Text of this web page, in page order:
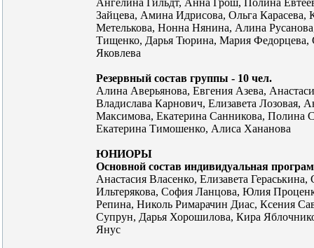
Ангелина Гильдт, Анна Грош, Полина
Зайцева, Амина Идрисова, Ольга Карасева,
Метелькова, Нонна Нянина, Алина
Тищенко, Дарья Тюрина, Мария Федорцева,
Яковлева
Резервный состав группы - 10 чел.
Алина Аверьянова, Евгения Азева,
Владислава Карнович, Елизавета Лозовая,
Максимова, Екатерина Санникова, Полина
Екатерина Тимошенко, Алиса Хананова
ЮНИОРЫ
Основной состав индивидуальная
Анастасия Власенко, Елизавета Гераськина,
Ильтерякова, София Ланцова, Юлия
Репина, Николь Римарачин Диас, Ксения
Супрун, Дарья Хорошилова, Кира
Янус